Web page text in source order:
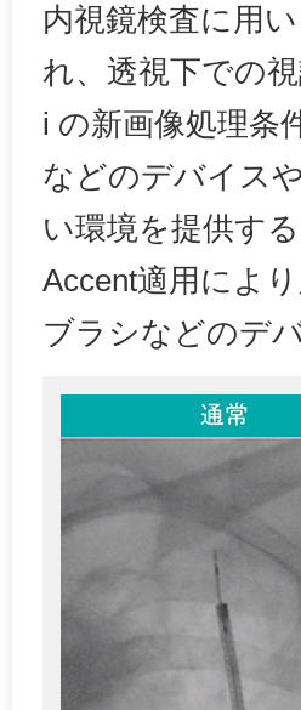
内視鏡検査に用
れ、透視下での
i の新画像処理条
などのデバイス
い環境を提供す
Accent適用によ
ブラシなどのデ